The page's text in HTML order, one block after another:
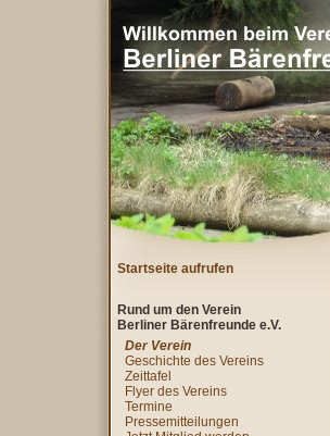
Startseite aufrufen
Rund um den Verein
Berliner Bärenfreunde e.V.
Der Verein
Geschichte des Vereins
Zeittafel
Flyer des Vereins
Termine
Pressemitteilungen